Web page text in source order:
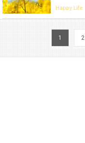
Happy Life
1 2